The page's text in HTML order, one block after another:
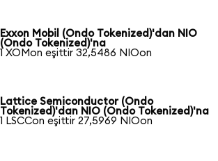
Exxon Mobil (Ondo Tokenized)'dan NIO
(Ondo Tokenized)'na
1 XOMon eşittir 32,5486 NIOon
Lattice Semiconductor (Ondo
Tokenized)'dan NIO (Ondo Tokenized)'na
1 LSCCon eşittir 27,5969 NIOon